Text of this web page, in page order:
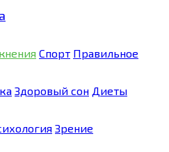
Спорт Правильное
Здоровый сон Диеты
Зрение